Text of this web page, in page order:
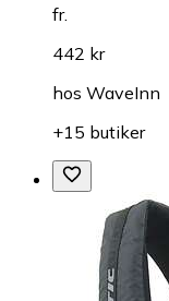
fr.
442 kr
hos WaveInn
+15 butiker